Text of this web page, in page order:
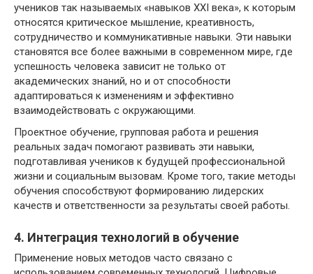
учеников так называемых «навыков XXI века», к которым
относятся критическое мышление, креативность,
сотрудничество и коммуникативные навыки. Эти навыки
становятся все более важными в современном мире, где
успешность человека зависит не только от
академических знаний, но и от способности
адаптироваться к изменениям и эффективно
взаимодействовать с окружающими.
Проектное обучение, групповая работа и решения
реальных задач помогают развивать эти навыки,
подготавливая учеников к будущей профессиональной
жизни и социальным вызовам. Кроме того, такие методы
обучения способствуют формированию лидерских
качеств и ответственности за результаты своей работы.
4. Интеграция технологий в обучение
Применение новых методов часто связано с